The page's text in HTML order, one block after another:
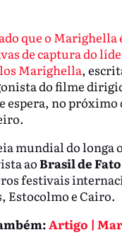
que o Marighella
de captura do
Marighella,
do filme
espera, no
mundial do longa
aoBrasil de Fato
festivais
Estocolmo e Cairo.
Artigo |